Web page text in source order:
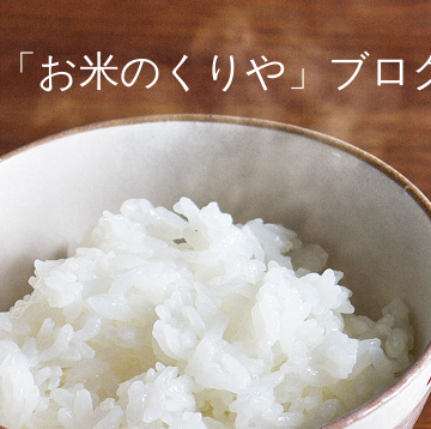
「お米のくりや」ブロ